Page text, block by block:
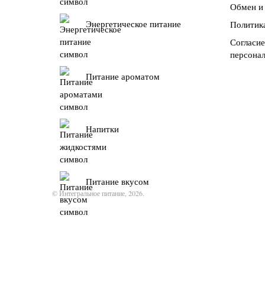
Энергетическое питание
Питание ароматом
Напитки
Питание вкусом
Обмен и
© Интегральное питание, 2026.